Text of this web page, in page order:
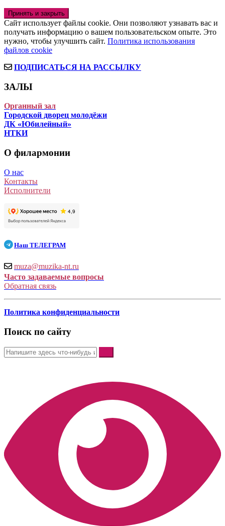
Сайт использует файлы cookie. Они позволяют узнавать вас и
получать информацию о вашем пользовательском опыте. Это
нужно, чтобы улучшить сайт. Политика использования
файлов cookie
ПОДПИСАТЬСЯ НА РАССЫЛКУ
ЗАЛЫ
Органный зал
Городской дворец молодёжи
ДК «Юбилейный»
НТКИ
О филармонии
О нас
Контакты
Исполнители
Наш ТЕЛЕГРАМ
muza@muzika-nt.ru
Часто задаваемые вопросы
Обратная связь
Политика конфиденциальности
Поиск по сайту